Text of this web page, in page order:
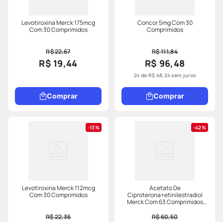
Levotiroxina Merck 175mcg
Com 30 Comprimidos
R$ 22,67
R$ 19,44
Comprar
Concor 5mg Com 30
Comprimidos
R$ 111,84
R$ 96,48
2x de R$ 48,24sem juros
Comprar
13%
Levotiroxina Merck 112mcg
Com 30 Comprimidos
R$ 22,36
42%
Acetato De
Ciproterona+etinilestradiol
Merck Com 63 Comprimidos
R$ 60,50